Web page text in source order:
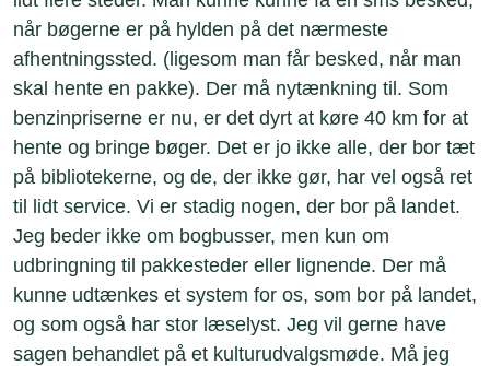
når bøgerne er på hylden på det nærmeste
afhentningssted. (ligesom man får besked, når man
skal hente en pakke). Der må nytænkning til. Som
benzinpriserne er nu, er det dyrt at køre 40 km for at
hente og bringe bøger. Det er jo ikke alle, der bor tæt
på bibliotekerne, og de, der ikke gør, har vel også ret
til lidt service. Vi er stadig nogen, der bor på landet.
Jeg beder ikke om bogbusser, men kun om
udbringning til pakkesteder eller lignende. Der må
kunne udtænkes et system for os, som bor på landet,
og som også har stor læselyst. Jeg vil gerne have
sagen behandlet på et kulturudvalgsmøde. Må jeg